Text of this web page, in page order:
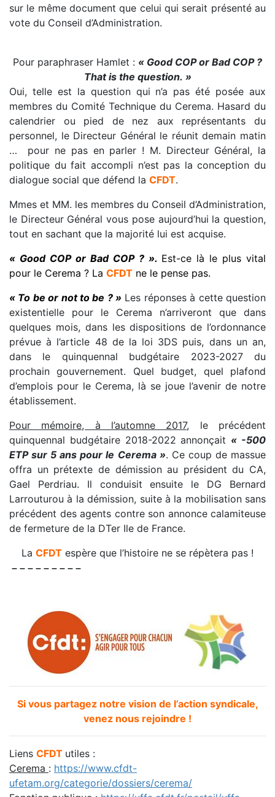
sur le même document que celui qui serait présenté au
vote du Conseil d’Administration.
Pour paraphraser Hamlet : « Good COP or Bad COP ?
That is the question. »
Oui, telle est la question qui n’a pas été posée aux
membres du Comité Technique du Cerema. Hasard du
calendrier ou pied de nez aux représentants du
personnel, le Directeur Général le réunit demain matin
… pour ne pas en parler ! M. Directeur Général, la
politique du fait accompli n’est pas la conception du
dialogue social que défend la CFDT.
Mmes et MM. les membres du Conseil d’Administration,
le Directeur Général vous pose aujourd’hui la question,
tout en sachant que la majorité lui est acquise.
« Good COP or Bad COP ? ». Est-ce là le plus vital
pour le Cerema ? La CFDT ne le pense pas.
« To be or not to be ? » Les réponses à cette question
existentielle pour le Cerema n’arriveront que dans
quelques mois, dans les dispositions de l’ordonnance
prévue à l’article 48 de la loi 3DS puis, dans un an,
dans le quinquennal budgétaire 2023-2027 du
prochain gouvernement. Quel budget, quel plafond
d’emplois pour le Cerema, là se joue l’avenir de notre
établissement.
Pour mémoire, à l’automne 2017, le précédent
quinquennal budgétaire 2018-2022 annonçait « -500
ETP sur 5 ans pour le Cerema ». Ce coup de massue
offra un prétexte de démission au président du CA,
Gael Perdriau. Il conduisit ensuite le DG Bernard
Larrouturou à la démission, suite à la mobilisation sans
précédent des agents contre son annonce calamiteuse
de fermeture de la DTer Ile de France.
La CFDT espère que l’histoire ne se répètera pas !
– – – – – – – – –
Si vous partagez notre vision de l’action syndicale,
venez nous rejoindre !
Liens CFDT utiles :
Cerema : https://www.cfdt-
ufetam.org/categorie/dossiers/cerema/